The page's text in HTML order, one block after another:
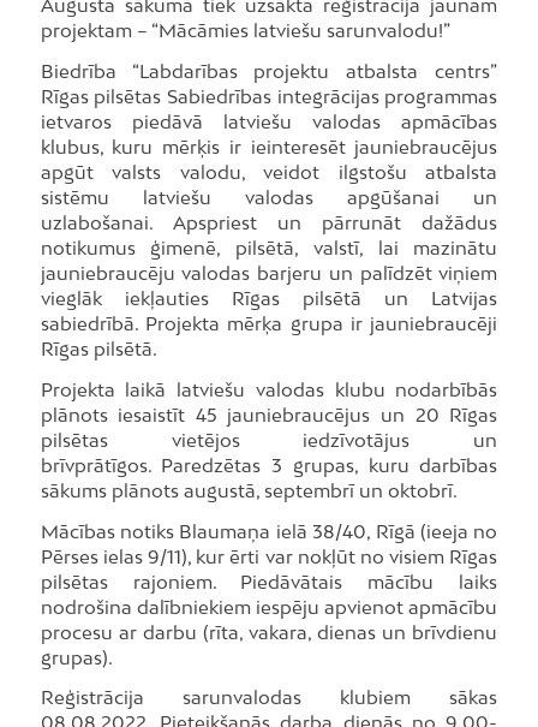
Augusta sākumā tiek uzsākta reģistrācija jaunam
projektam – “Mācāmies latviešu sarunvalodu!”
Biedrība “Labdarības projektu atbalsta centrs”
Rīgas pilsētas Sabiedrības integrācijas programmas
ietvaros piedāvā latviešu valodas apmācības
klubus, kuru mērķis ir ieinteresēt jauniebraucējus
apgūt valsts valodu, veidot ilgstošu atbalsta
sistēmu latviešu valodas apgūšanai un
uzlabošanai. Apspriest un pārrunāt dažādus
notikumus ģimenē, pilsētā, valstī, lai mazinātu
jauniebraucēju valodas barjeru un palīdzēt viņiem
vieglāk iekļauties Rīgas pilsētā un Latvijas
sabiedrībā. Projekta mērķa grupa ir jauniebraucēji
Rīgas pilsētā.
Projekta laikā latviešu valodas klubu nodarbībās
plānots iesaistīt 45 jauniebraucējus un 20 Rīgas
pilsētas vietējos iedzīvotājus un
brīvprātīgos. Paredzētas 3 grupas, kuru darbības
sākums plānots augustā, septembrī un oktobrī.
Mācības notiks Blaumaņa ielā 38/40, Rīgā (ieeja no
Pērses ielas 9/11), kur ērti var nokļūt no visiem Rīgas
pilsētas rajoniem. Piedāvātais mācību laiks
nodrošina dalībniekiem iespēju apvienot apmācību
procesu ar darbu (rīta, vakara, dienas un brīvdienu
grupas).
Reģistrācija sarunvalodas klubiem sākas